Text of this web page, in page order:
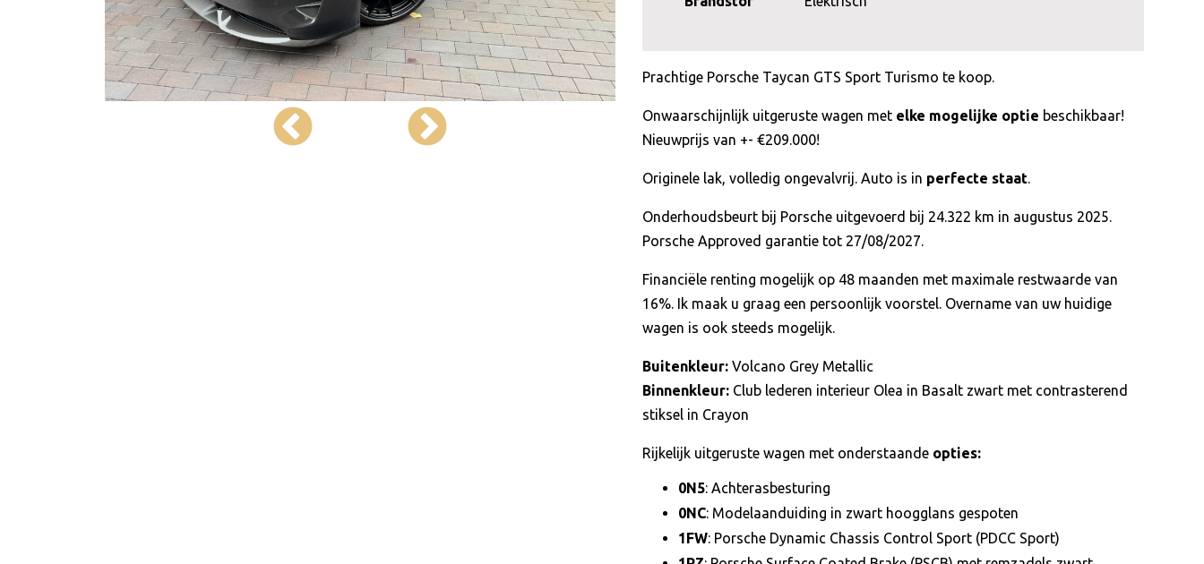
Prachtige Porsche Taycan GTS Sport Turismo te koop.
Onwaarschijnlijk uitgeruste wagen met elke mogelijke optie beschikbaar!
Nieuwprijs van +- €209.000!
Originele lak, volledig ongevalvrij. Auto is in perfecte staat.
Onderhoudsbeurt bij Porsche uitgevoerd bij 24.322 km in augustus 2025.
Porsche Approved garantie tot 27/08/2027.
Financiële renting mogelijk op 48 maanden met maximale restwaarde van
16%. Ik maak u graag een persoonlijk voorstel. Overname van uw huidige
wagen is ook steeds mogelijk.
Buitenkleur: Volcano Grey Metallic
Binnenkleur: Club lederen interieur Olea in Basalt zwart met contrasterend
stiksel in Crayon
Rijkelijk uitgeruste wagen met onderstaande opties:
0N5: Achterasbesturing
0NC: Modelaanduiding in zwart hoogglans gespoten
1FW: Porsche Dynamic Chassis Control Sport (PDCC Sport)